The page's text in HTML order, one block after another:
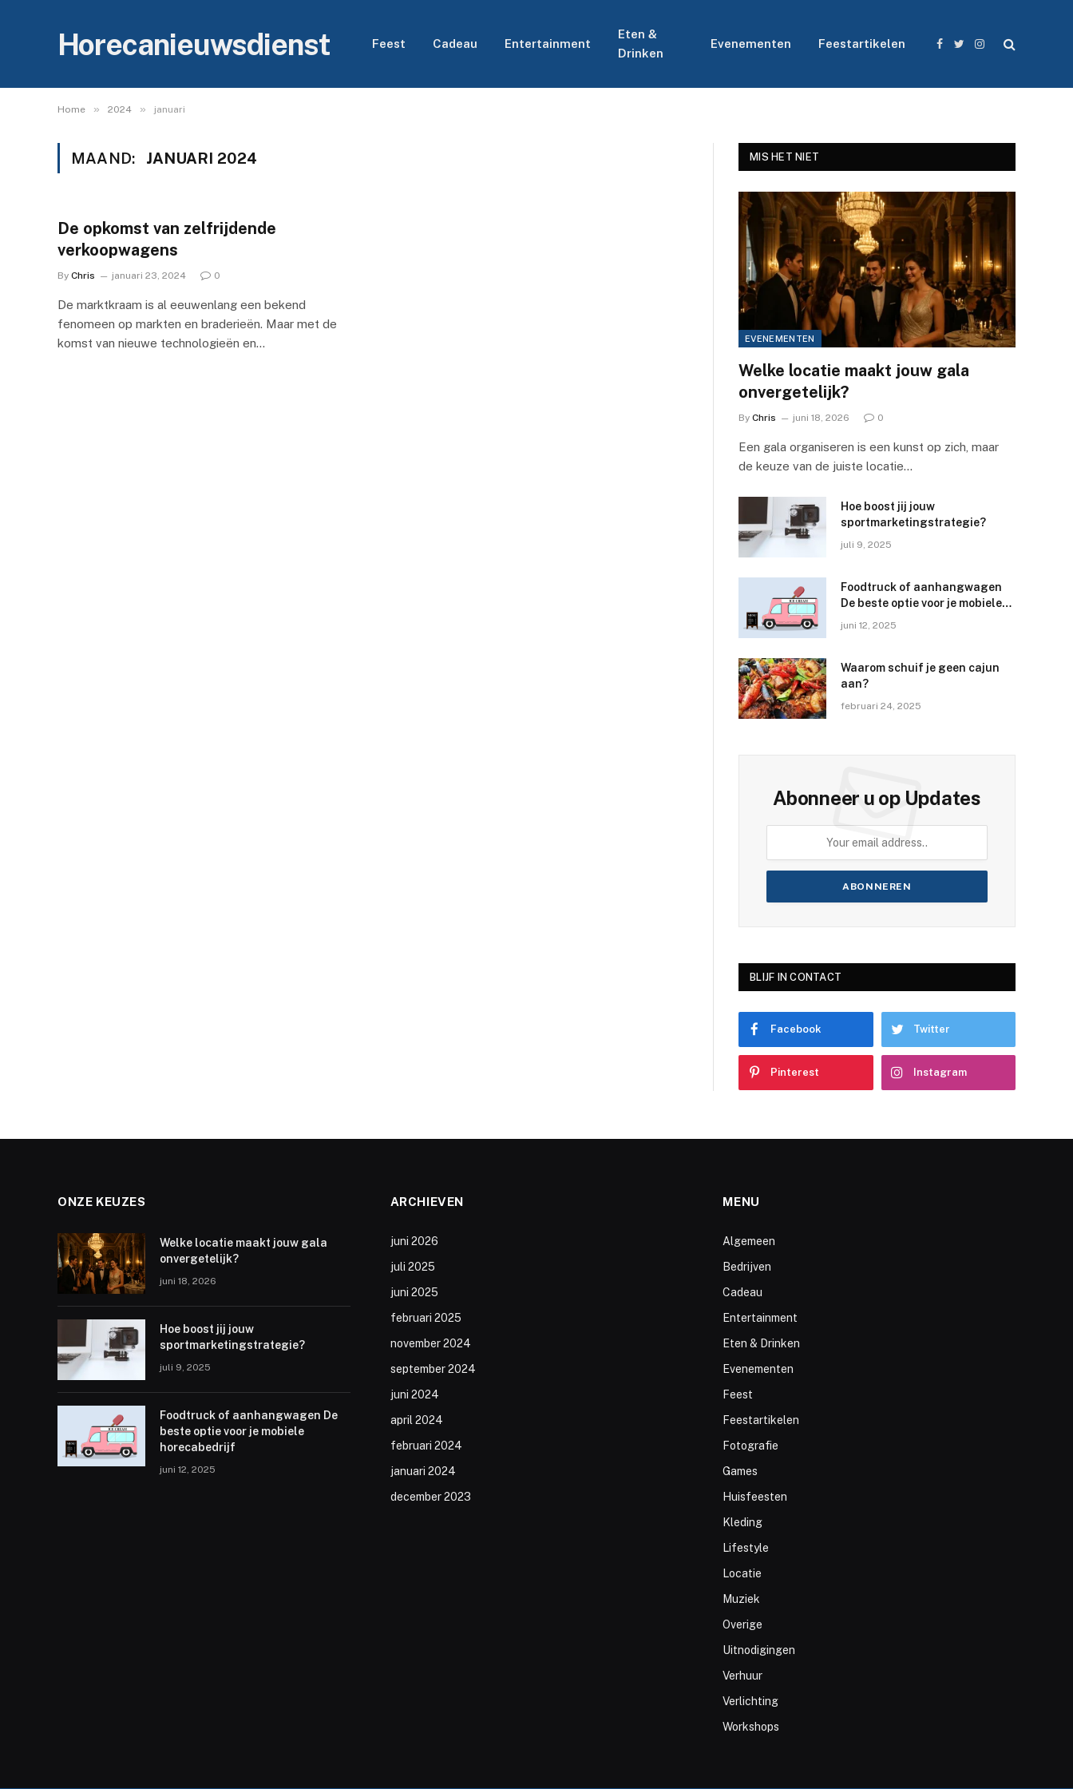
Horecanieuwsdienst Feest Cadeau Entertainment
Eten &
Drinken
Evenementen Feestartikelen
Facebook
TwitterInstagram
Home » 2024 » januari
MAAND: JANUARI 2024
De opkomst van zelfrijdende
verkoopwagens
By Chris januari 23, 2024 0
De marktkraam is al eeuwenlang een bekend
fenomeen op markten en braderieën. Maar met de
komst van nieuwe technologieën en…
MIS HET NIET
EVENEMENTEN
Welke locatie maakt jouw gala
onvergetelijk?
By Chris juni 18, 2026 0
Een gala organiseren is een kunst op zich, maar
de keuze van de juiste locatie…
Hoe boost jij jouw
sportmarketingstrategie?
juli 9, 2025
Foodtruck of aanhangwagen
De beste optie voor je mobiele
juni 12, 2025
Waarom schuif je geen cajun
aan?
februari 24, 2025
Abonneer u op Updates
BLIJF IN CONTACT
Facebook Twitter
Pinterest Instagram
ONZE KEUZES
Welke locatie maakt jouw gala
onvergetelijk?
juni 18, 2026
Hoe boost jij jouw
sportmarketingstrategie?
juli 9, 2025
Foodtruck of aanhangwagen De
beste optie voor je mobiele
horecabedrijf
juni 12, 2025
ARCHIEVEN
juni 2026
juli 2025
juni 2025
februari 2025
november 2024
september 2024
juni 2024
april 2024
februari 2024
januari 2024
december 2023
MENU
Algemeen
Bedrijven
Cadeau
Entertainment
Eten & Drinken
Evenementen
Feest
Feestartikelen
Fotografie
Games
Huisfeesten
Kleding
Lifestyle
Locatie
Muziek
Overige
Uitnodigingen
Verhuur
Verlichting
Workshops